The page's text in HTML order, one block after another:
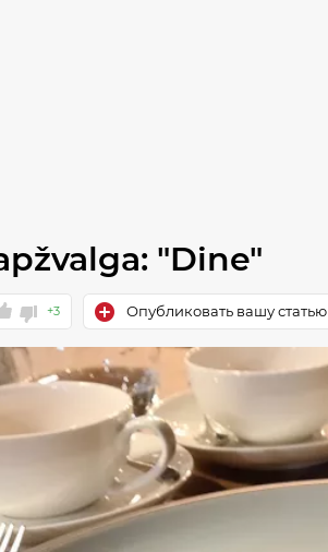
"Dine"
+3 Опубликовать вашу статью